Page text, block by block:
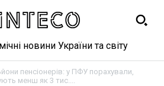
новини України та світу
пенсіонерів: у ПФУ порахували,
менш як 3 тис....